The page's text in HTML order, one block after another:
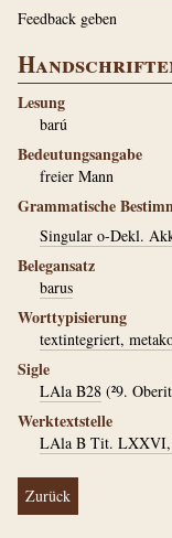
Feedback geben
Lesung
barú
Bedeutungsangabe
freier Mann
Grammatische
Singular o-Dekl.
Belegansatz
barus
Worttypisierung
textintegriert,
Sigle
LAla B28 (²9.
Werktextstelle
LAla B Tit. LXXVI,
Zurück